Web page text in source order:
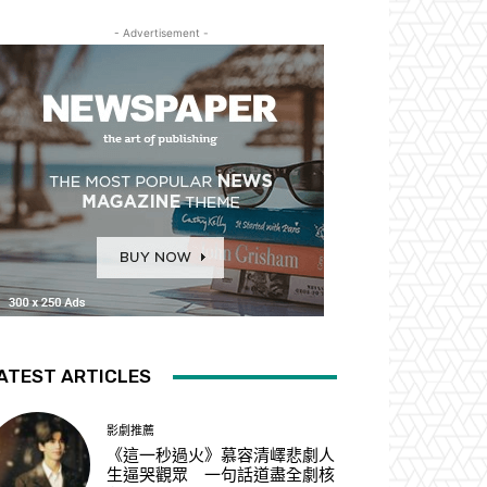
- Advertisement -
ARTICLES
影劇推薦
《這一秒過火》慕容清嶧悲劇人
生逼哭觀眾 一句話道盡全劇核